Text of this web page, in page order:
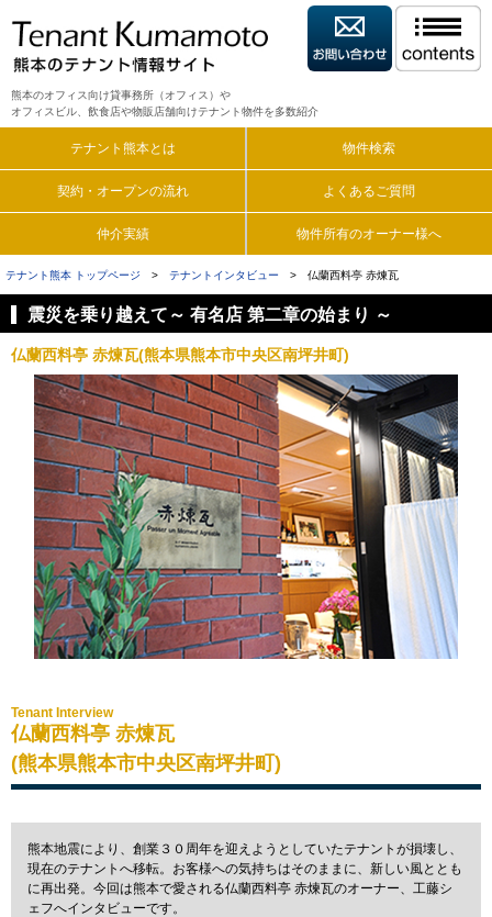
熊本のオフィス向け貸事務所（オフィス）や
オフィスビル、飲食店や物販店舗向けテナント物件を多数紹介
テナント熊本とは 物件検索
契約・オープンの流れ よくあるご質問
仲介実績 物件所有のオーナー様へ
テナント熊本 トップページ > テナントインタビュー > 仏蘭西料亭 赤煉瓦
震災を乗り越えて～ 有名店 第二章の始まり ～
仏蘭西料亭 赤煉瓦(熊本県熊本市中央区南坪井町)
Tenant Interview
仏蘭西料亭 赤煉瓦
(熊本県熊本市中央区南坪井町)
熊本地震により、創業３０周年を迎えようとしていたテナントが損壊し、
現在のテナントへ移転。お客様への気持ちはそのままに、新しい風ととも
に再出発。今回は熊本で愛される仏蘭西料亭 赤煉瓦のオーナー、工藤シ
ェフへインタビューです。